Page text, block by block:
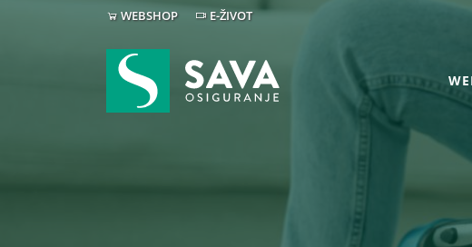
WEBSHOP E-ŽIVOT